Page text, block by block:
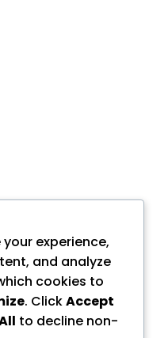
experience,
and analyze
cookies to
. ClickAccept
to decline non-